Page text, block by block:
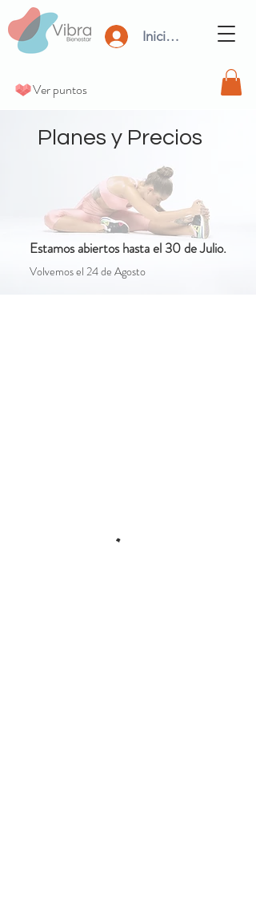
Iniciar Sesión
Ver puntos
Planes y Precios
Estamos abiertos hasta el 30 de Julio.
Volvemos el 24 de Agosto